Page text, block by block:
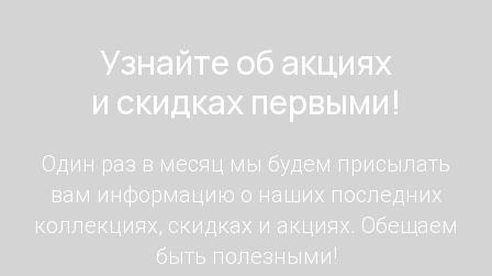
Узнайте об акциях
и скидках первыми!
Один раз в месяц мы будем присылать
вам информацию о наших последних
коллекциях, скидках и акциях. Обещаем
быть полезными!